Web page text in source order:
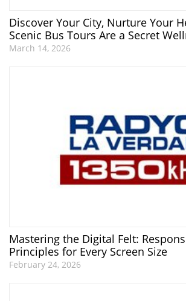
Discover Your City, Nurture Your
Scenic Bus Tours Are a Secret
March 14, 2026
Mastering the Digital Felt:
Principles for Every Screen Size
February 24, 2026